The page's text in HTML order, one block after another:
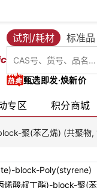
试剂/耗材 标准品
甄选即发·焕新价
专区 积分商城
聚(苯乙烯) (共聚物,